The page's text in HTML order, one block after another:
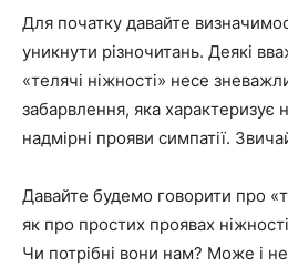
Для початку давайте
уникнути різночитань. Деякі
«телячі ніжності» несе
забарвлення, яка характеризує
надмірні прояви симпатії.
Давайте будемо говорити про
як про простих проявах
Чи потрібні вони нам? Може і